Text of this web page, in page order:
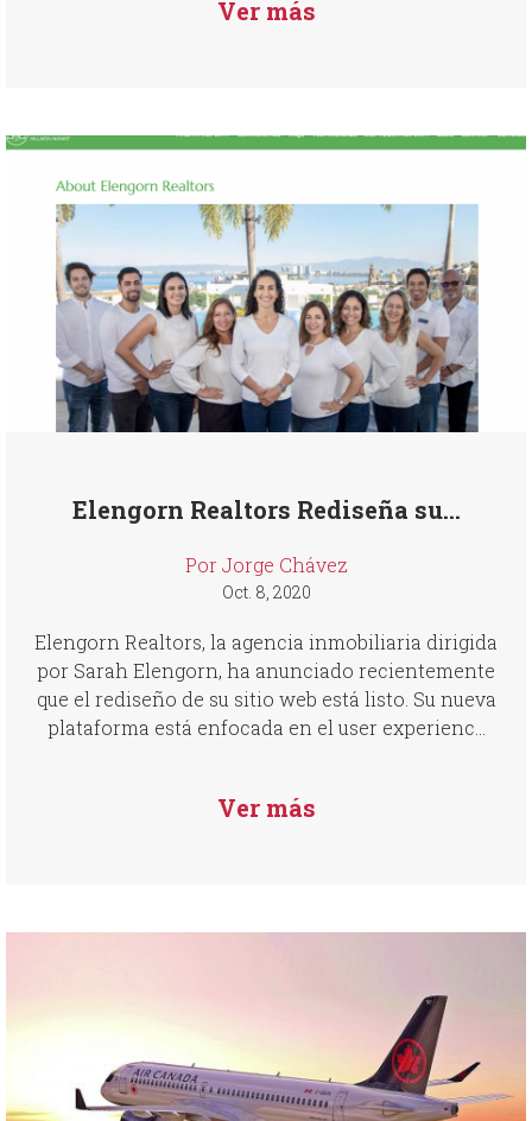
Ver más
Elengorn Realtors Rediseña su...
Por Jorge Chávez
Oct. 8, 2020
Elengorn Realtors, la agencia inmobiliaria dirigida
por Sarah Elengorn, ha anunciado recientemente
que el rediseño de su sitio web está listo. Su nueva
plataforma está enfocada en el user experienc...
Ver más